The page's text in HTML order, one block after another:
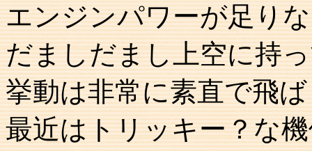
エンジンパワーが足り
だましだまし上空に持
挙動は非常に素直で飛
最近はトリッキー？な